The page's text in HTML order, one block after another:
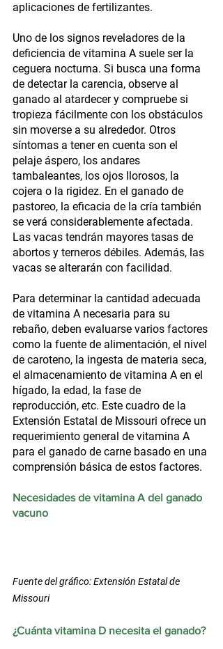
aplicaciones de fertilizantes.
Uno de los signos reveladores de la
deficiencia de vitamina A suele ser la
ceguera nocturna. Si busca una forma
de detectar la carencia, observe al
ganado al atardecer y compruebe si
tropieza fácilmente con los obstáculos
sin moverse a su alrededor. Otros
síntomas a tener en cuenta son el
pelaje áspero, los andares
tambaleantes, los ojos llorosos, la
cojera o la rigidez. En el ganado de
pastoreo, la eficacia de la cría también
se verá considerablemente afectada.
Las vacas tendrán mayores tasas de
abortos y terneros débiles. Además, las
vacas se alterarán con facilidad.
Para determinar la cantidad adecuada
de vitamina A necesaria para su
rebaño, deben evaluarse varios factores
como la fuente de alimentación, el nivel
de caroteno, la ingesta de materia seca,
el almacenamiento de vitamina A en el
hígado, la edad, la fase de
reproducción, etc. Este cuadro de la
Extensión Estatal de Missouri ofrece un
requerimiento general de vitamina A
para el ganado de carne basado en una
comprensión básica de estos factores.
Necesidades de vitamina A del ganado
vacuno
Fuente del gráfico: Extensión Estatal de
Missouri
¿Cuánta vitamina D necesita el ganado?